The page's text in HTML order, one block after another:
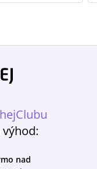
nad